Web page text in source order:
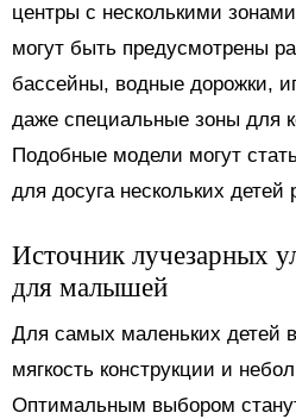
центры с несколькими
могут быть предусмотрены
бассейны, водные дорожки,
даже специальные зоны для
Подобные модели могут
для досуга нескольких детей
Источник лучезарных
для малышей
Для самых маленьких детей
мягкость конструкции и
Оптимальным выбором